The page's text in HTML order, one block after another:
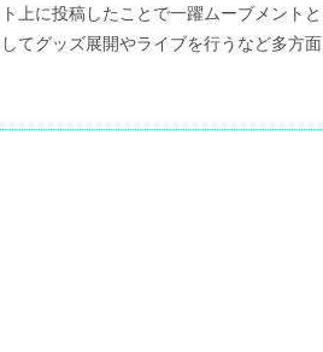
上に投稿したことで一躍ムーブメントと
てグッズ展開やライブを行うなど多方面